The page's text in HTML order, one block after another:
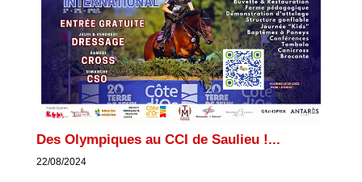
Des Olympiques au CCI de Saulieu !...
22/08/2024